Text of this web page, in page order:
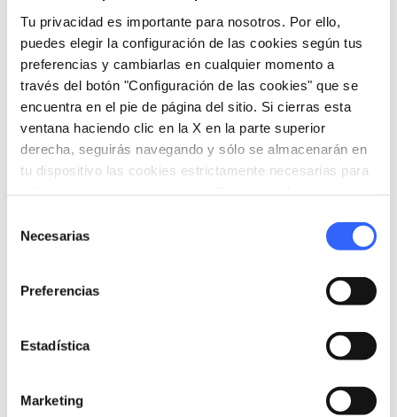
Tu privacidad es importante para nosotros. Por ello,
puedes elegir la configuración de las cookies según tus
preferencias y cambiarlas en cualquier momento a
través del botón "Configuración de las cookies" que se
encuentra en el pie de página del sitio. Si cierras esta
ventana haciendo clic en la X en la parte superior
derecha, seguirás navegando y sólo se almacenarán en
tu dispositivo las cookies estrictamente necesarias para
Necesarias
Preferencias
Estadística
Marketing
inundaciones, hasta llegar a un estrecho cañón
subterráneo.